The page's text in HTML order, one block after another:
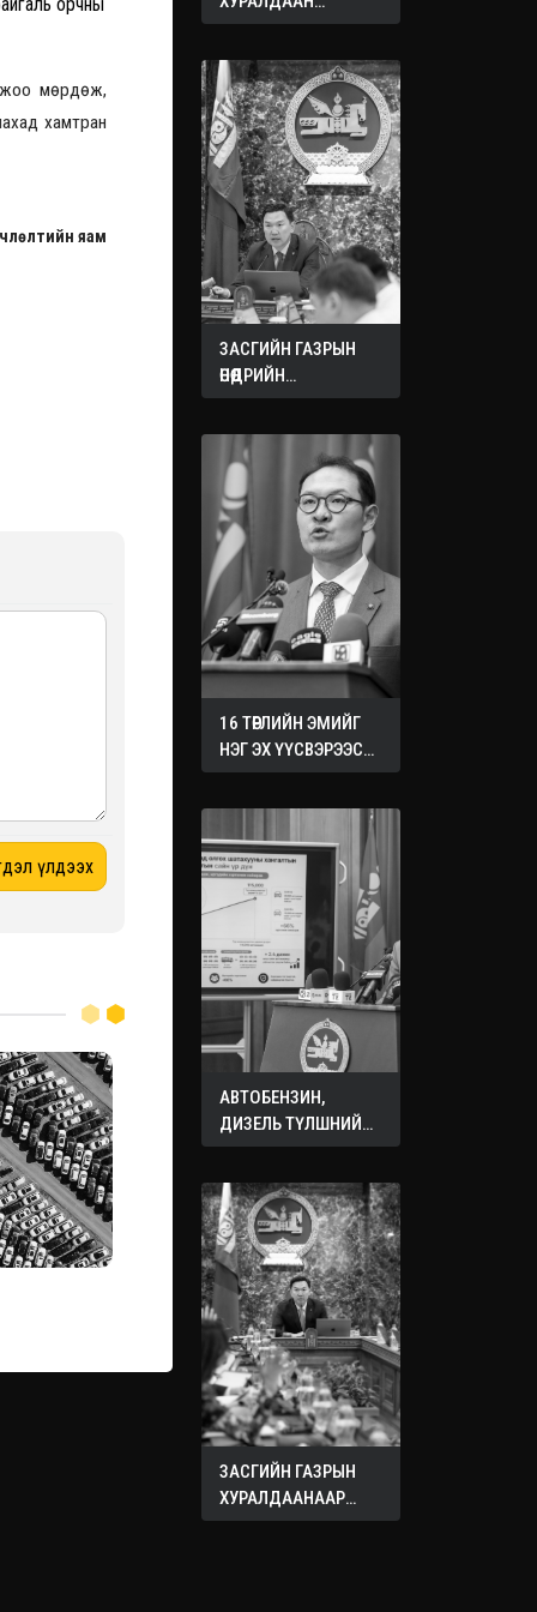
мөрдөж,
хамтран
яам
ЭХЭЛЛЭЭ
ЗАСГИЙН ГАЗРЫН
ӨНӨӨДРИЙН
ХУРАЛДААНААС
ШИЙДВЭРҮҮД
16 ТӨРЛИЙН ЭМИЙГ
НЭГ ЭХ ҮҮСВЭРЭЭС
ХУДАЛДАН АВАХ
АВТОБЕНЗИН,
ДИЗЕЛЬ ТҮЛШНИЙ
ОНЦГОЙ АЛБАН
ЗАСГИЙН ГАЗРЫН
ХУРАЛДААНААР
ХЭЛЭЛЦЭЖ БУЙ